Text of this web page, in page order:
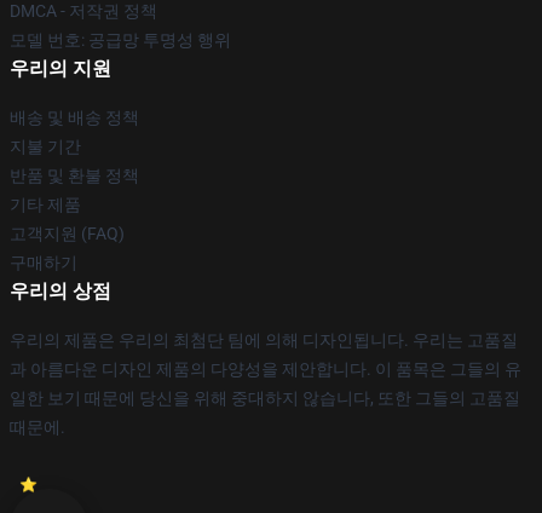
DMCA - 저작권 정책
모델 번호: 공급망 투명성 행위
우리의 지원
배송 및 배송 정책
지불 기간
반품 및 환불 정책
기타 제품
고객지원 (FAQ)
구매하기
우리의 상점
우리의 제품은 우리의 최첨단 팀에 의해 디자인됩니다. 우리는 고품질
과 아름다운 디자인 제품의 다양성을 제안합니다. 이 품목은 그들의 유
일한 보기 때문에 당신을 위해 중대하지 않습니다, 또한 그들의 고품질
때문에.